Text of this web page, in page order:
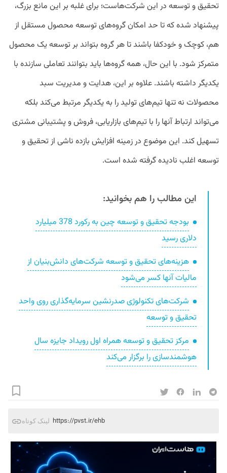
تحقیق و توسعه در این شرکت‌هاست؛ برای غلبه بر این مانع بزرگ،
پیشنهاد شده که تا حد امکان گروه‌های توسعه محصول مستقل از
هم، کوچک و خودکفا باشند تا هر گروه بتواند بر توسعه یک محصول
متمرکز شود. با این حال، همه‌ گروه‌ها باید بتوانند تعاملی سازنده با
یکدیگر داشته باشند. علاوه بر این، هدایت و مدیریت سبد
محصولات نه تنها تیم‌های تولید را به یکدیگر مرتبط می‌کند بلکه
می‌تواند ارتباط آنها را با تیم‌های بازاریابی، فروش و پشتیبانی مشتری
تسهیل کند. این موضوع در زمینه افزایش بازده ناشی از تحقیق و
توسعه اغلب نادیده گرفته شده است.
این مطالب را هم بخوانید:
بودجه تحقیق و توسعه چین به رکورد 378 میلیارد
دلاری رسید
هزینه‌های تحقیق و توسعه شرکت‌‌های دانش‌بنیان از
مالیات آنها کسر می‌شود
شرکت‌های تکنولوژی صدرنشین سرمایه‌گذاری روی واحد
تحقیق‌ و توسعه
مرکز تحقیق و توسعه همراه اول رویداد جایزه سال
هوشمندسازی را برگزار می‌کند
لینک کوتاه https://pvst.ir/ehb